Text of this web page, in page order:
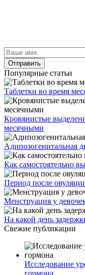
Популярные статьи
Таблетки во время
Кровянистые
месячными
Адипозогенитальная
Как самостоятельно
Период после
Менструация у
На какой день
Свежие публикации
Исследование
гормона